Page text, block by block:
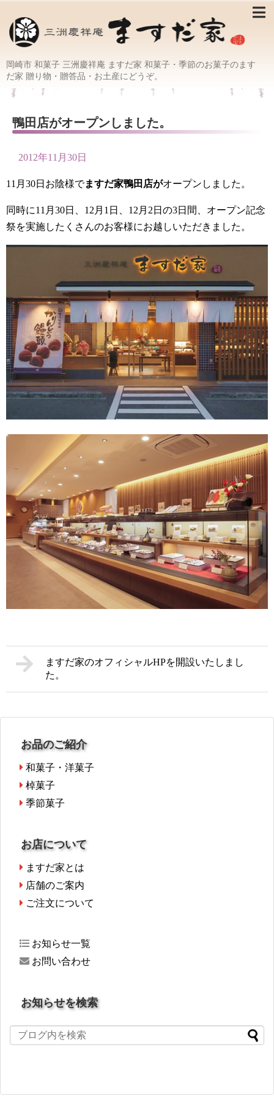
岡崎市 和菓子 三洲慶祥庵 ますだ家 和菓子・季節のお菓子のます
だ家 贈り物・贈答品・お土産にどうぞ。
鴨田店がオープンしました。
2012年11月30日
11月30日お陰様でますだ家鴨田店がオープンしました。
同時に11月30日、12月1日、12月2日の3日間、オープン記念
祭を実施したくさんのお客様にお越しいただきました。
ますだ家のオフィシャルHPを開設いたしまし
た。
お品のご紹介
和菓子・洋菓子
棹菓子
季節菓子
お店について
ますだ家とは
店舗のご案内
ご注文について
お知らせ一覧
お問い合わせ
お知らせを検索